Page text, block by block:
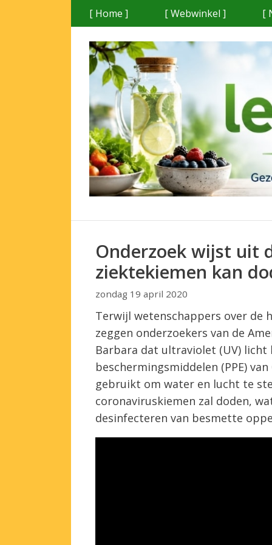
[ Home ] [ Webwinkel ] [
Onderzoek wijst uit
ziektekiemen kan
zondag 19 april 2020
Terwijl wetenschappers over de
zeggen onderzoekers van de
Barbara dat ultraviolet (UV)
beschermingsmiddelen (PPE)
gebruikt om water en lucht te
coronaviruskiemen zal doden,
desinfecteren van besmette